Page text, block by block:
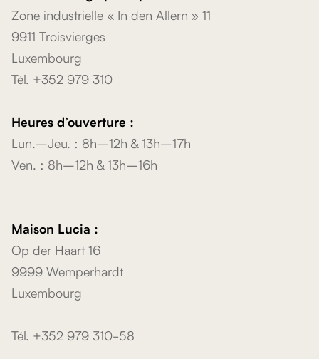
Zone industrielle « In den Allern » 11
9911 Troisvierges
Luxembourg
Tél. +352 979 310
Heures d’ouverture :
Lun.–Jeu. : 8h–12h & 13h–17h
Ven. : 8h–12h & 13h–16h
Maison Lucia :
Op der Haart 16
9999 Wemperhardt
Luxembourg
Tél. +352 979 310-58